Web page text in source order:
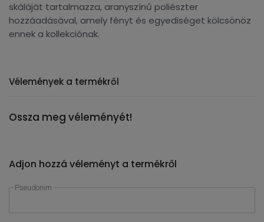
skáláját tartalmazza, aranyszínű poliészter
hozzáadásával, amely fényt és egyediséget kölcsönöz
ennek a kollekciónak.
Vélemények a termékről
Ossza meg véleményét!
Adjon hozzá véleményt a termékről
Pseudonim